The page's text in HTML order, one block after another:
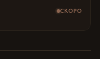
СКОРО